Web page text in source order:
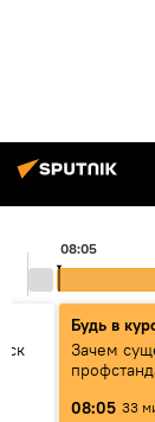
08:05
Будь в
Зачем
знать
своей
08:05 33